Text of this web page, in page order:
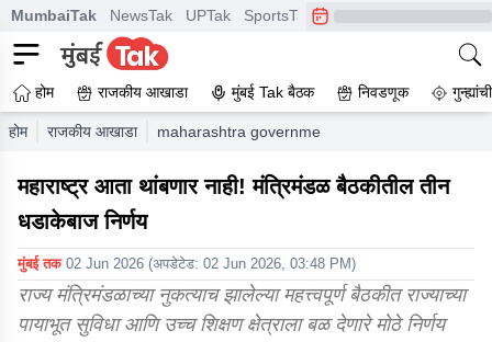
MumbaiTak NewsTak UPTak SportsTak CrimeTak
होम राजकीय आखाडा मुंबई Tak बैठक निवडणूक
होम राजकीय आखाडा maharashtra government latest major cabinet
महाराष्ट्र आता थांबणार नाही! मंत्रिमंडळ बैठकीतील तीन
धडाकेबाज निर्णय
मुंबई तक 02 Jun 2026 (अपडेटेड: 02 Jun 2026, 03:48 PM)
राज्य मंत्रिमंडळाच्या नुकत्याच झालेल्या महत्त्वपूर्ण बैठकीत राज्याच्या
पायाभूत सुविधा आणि उच्च शिक्षण क्षेत्राला बळ देणारे मोठे निर्णय